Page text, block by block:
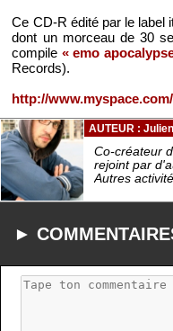
Ce CD-R édité par le label
dont un morceau de 30
compile « emo
Records).
http://
AUTEUR : Julien
Co-créateur
rejoint par
Autres
►